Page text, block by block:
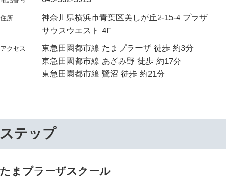
神奈川県横浜市青葉区美しが丘2-15-4 プラザ
サウスウエスト 4F
東急田園都市線 たまプラーザ 徒歩 約3分
東急田園都市線 あざみ野 徒歩 約17分
東急田園都市線 鷺沼 徒歩 約21分
ステップ
たまプラーザスクール